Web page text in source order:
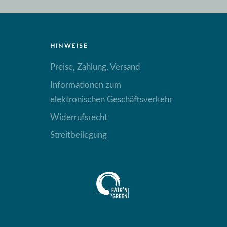
HINWEISE
Preise, Zahlung, Versand
Informationen zum
elektronischen Geschäftsverkehr
Widerrufsrecht
Streitbeilegung